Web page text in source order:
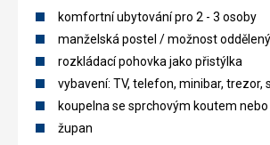
komfortní ubytování pro 2 - 3 osoby
manželská postel / možnost
rozkládací pohovka jako přistýlka
vybavení: TV, telefon, minibar, trezor,
koupelna se sprchovým koutem
župan